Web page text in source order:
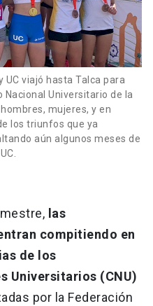
UC viajó hasta Talca para
Universitario de la
mujeres, y en
los triunfos que ya
aún algunos meses de
las
compitiendo en
de los
Universitarios (CNU)
por la Federación